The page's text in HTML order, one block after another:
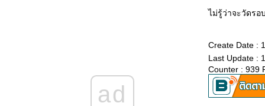
นับหนึ่งใหม่ ลดให้ได้ 3 โลฯ ก่อนกลับบ้าน : 2
นับหนึ่งใหม่ ลดให้ได้ 3 โลฯ ก่อนกลับบ้าน
ad
ไม่รู้ว่าจะวัดรอ
Create Date :
Last Update :
Counter : 939